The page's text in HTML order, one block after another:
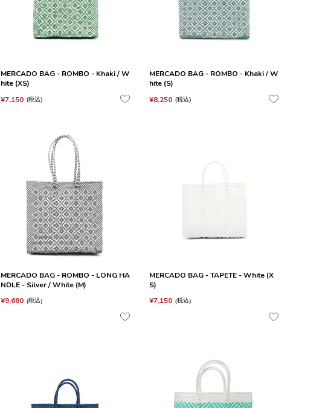
MERCADO BAG - ROMBO - Khaki / W
hite (XS)
¥7,150 税込
MERCADO BAG - ROMBO - Khaki / W
hite (S)
¥8,250 税込
MERCADO BAG - ROMBO - LONG HA
NDLE - Silver / White (M)
¥9,680 税込
MERCADO BAG - TAPETE - White (X
S)
¥7,150 税込